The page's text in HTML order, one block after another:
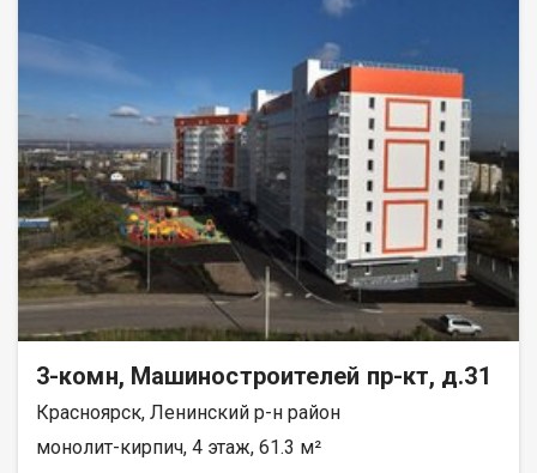
улицу). Балкон отсутствует, но это компенсируется отличной
планировкой и тёплыми полами. Условия покупки: • подходит
любой вид расчёта (ипотека, наличные, материнский капитал);
• возможна рассрочка; • покупатель комиссию не оплачивает.
Звоните, отвечу на все вопросы, организую показ.
3-комн, Машиностроителей пр-кт, д.31
Красноярск, Ленинский р-н район
монолит-кирпич, 4 этаж, 61.3 м²